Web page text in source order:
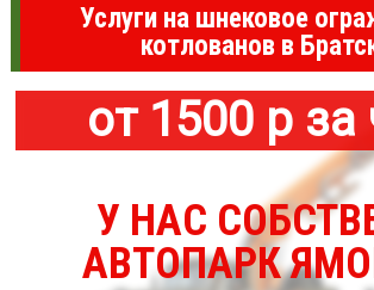
Услуги на шнековое
котлованов в
от 1500 р за
У НАС
АВТОПАРК